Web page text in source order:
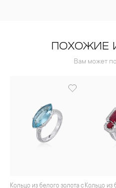
ПОХОЖИЕ
Вам может
Кольцо из белого золота с
Кольцо из белого золота с